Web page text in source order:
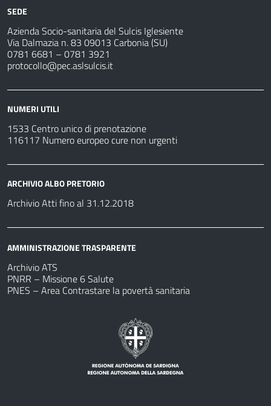
SEDE
Azienda Socio-sanitaria del Sulcis Iglesiente
Via Dalmazia n. 83 09013 Carbonia (SU)
0781 6681 – 0781 3921
protocollo@pec.aslsulcis.it
NUMERI UTILI
1533 Centro unico di prenotazione
116117 Numero europeo cure non urgenti
ARCHIVIO ALBO PRETORIO
Archivio Atti fino al 31.12.2018
AMMINISTRAZIONE TRASPARENTE
Archivio ATS
PNRR – Missione 6 Salute
PNES – Area Contrastare la povertà sanitaria